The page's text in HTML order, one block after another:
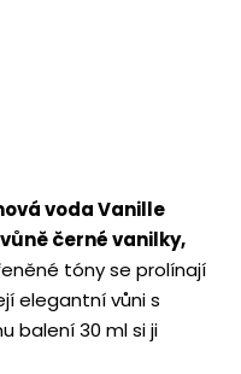
voda Vanille
černé vanilky,
tóny se prolínají
elegantní vůni s
balení 30 ml si ji